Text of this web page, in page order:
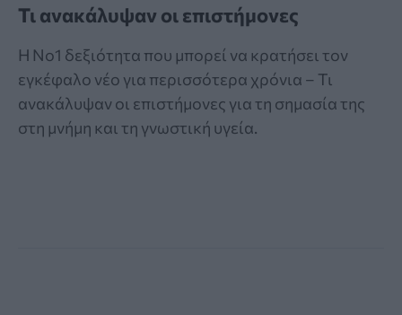
Τι ανακάλυψαν οι επιστήμονες
Η Νο1 δεξιότητα που μπορεί να κρατήσει τον
εγκέφαλο νέο για περισσότερα χρόνια – Τι
ανακάλυψαν οι επιστήμονες για τη σημασία της
στη μνήμη και τη γνωστική υγεία.